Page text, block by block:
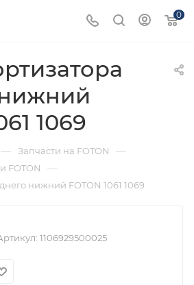
0
1069
— Запчасти на FOTON —
FOTON —
нижний FOTON 1061 1069
1106929500025